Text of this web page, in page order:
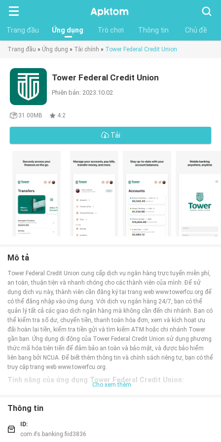
Tìm
kiếm
Trang đầu
Ứng dụng Trò chơi Thông tin Chủ đề
Trang đầu » Ứng dụng » Tài chính » Tower Federal Credit Union
Tower Federal Credit Union
Phiên bản: 2023.10.02
31.00MB 4.2
Tải
Mô tả
Tower Federal Credit Union cung cấp dịch vụ ngân hàng trực tuyến miễn phí,
an toàn, thuận tiện và nhanh chóng cho các thành viên của mình. Để sử
dụng dịch vụ này, thành viên cần đăng ký tại trang web www.towerfcu.org để
có thể đăng nhập vào ứng dụng. Với dịch vụ ngân hàng 24/7, bạn có thể
quản lý tất cả các giao dịch ngân hàng mà không cần đến chi nhánh. Bạn có
thể kiểm tra số dư, chuyển tiền, thanh toán hóa đơn, xem và kích hoạt ưu
đãi hoàn lại tiền, kiểm tra tiền gửi và tìm kiếm ATM hoặc chi nhánh Tower
gần bạn. Ứng dụng di động của Tower Federal Credit Union sử dụng phương
thức mã hóa tiên tiến để đảm bảo an toàn và bảo mật, và được bảo hiểm
liên bang bởi NCUA. Để biết thêm thông tin và chính sách riêng tư, bạn có thể
truy cập trang web www.towerfcu.org.
Tính năng của ứng dụng Tower Federal Credit Union:
❤ Chuyển tiền: Người dùng có thể chuyển tiền giữa các tài khoản Tower của
mình.
❤ Thanh toán hóa đơn: Người dùng có thể thanh toán các hóa đơn của
mình thông qua ứng dụng.
Cho xem thêm
Thông tin
ID:
com.ifs.banking.fiid3836